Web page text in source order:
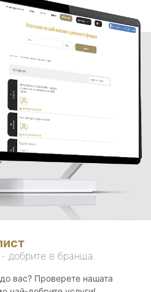
добрите в бранша.
вас? Проверете нашата